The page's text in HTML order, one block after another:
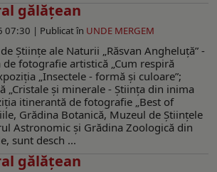
gălăţean
07:30 | Publicat în UNDE MERGEM
Ştiinţe ale Naturii „Răsvan Angheluţă” -
fotografie artistică „Cum respiră
„Insectele - formă și culoare”;
„Cristale şi minerale - Știința din inima
itinerantă de fotografie „Best of
Grădina Botanică, Muzeul de Ştiinţele
Astronomic şi Grădina Zoologică din
sunt desch ...
gălăţean